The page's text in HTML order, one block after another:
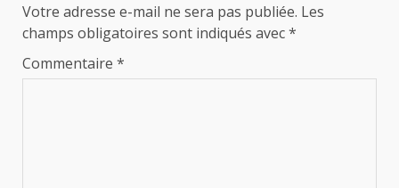
Votre adresse e-mail ne sera pas publiée. Les
champs obligatoires sont indiqués avec*
Commentaire *